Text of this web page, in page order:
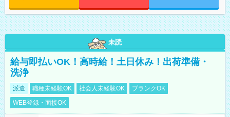
未読
給与即払いOK！高時給！土日休み！出荷準備・
洗浄
派遣 職種未経験OK 社会人未経験OK
ブランクOK
WEB登録・面接OK